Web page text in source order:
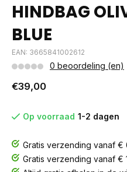
HINDBAG
BLUE
EAN: 3665841002612
0 beoordeling (en)
€39,00
Op voorraad 1-2 dagen
Gratis verzending vanaf €
Gratis verzending vanaf €